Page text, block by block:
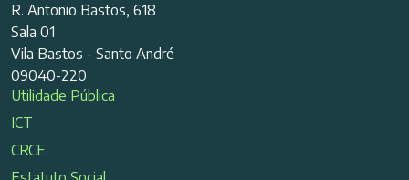
R. Antonio Bastos, 618
Sala 01
Vila Bastos - Santo André
09040-220
Utilidade Pública
ICT
CRCE